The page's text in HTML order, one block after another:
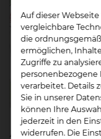
Anfahrt
Auf dieser
vergleichbare
die
ermöglichen,
Zugriffe zu
personenbezogene
verarbeitet. Details
Sie in unserer
können Ihre
jederzeit in den
widerrufen. Die